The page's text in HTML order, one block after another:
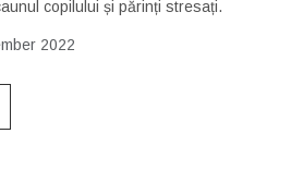
copilului și părinți stresați.
2022